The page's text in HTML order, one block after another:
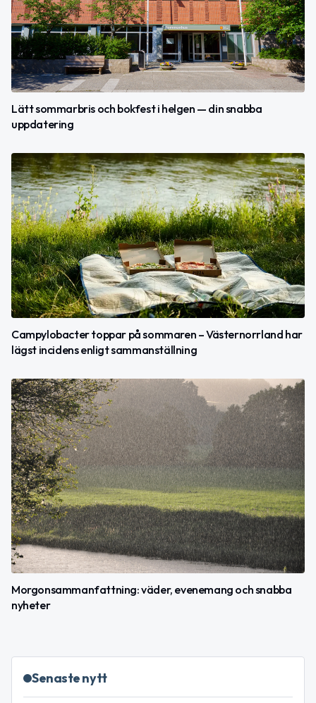
Lätt sommarbris och bokfest i helgen — din snabba
uppdatering
Campylobacter toppar på sommaren – Västernorrland har
lägst incidens enligt sammanställning
Morgonsammanfattning: väder, evenemang och snabba
nyheter
Senaste nytt